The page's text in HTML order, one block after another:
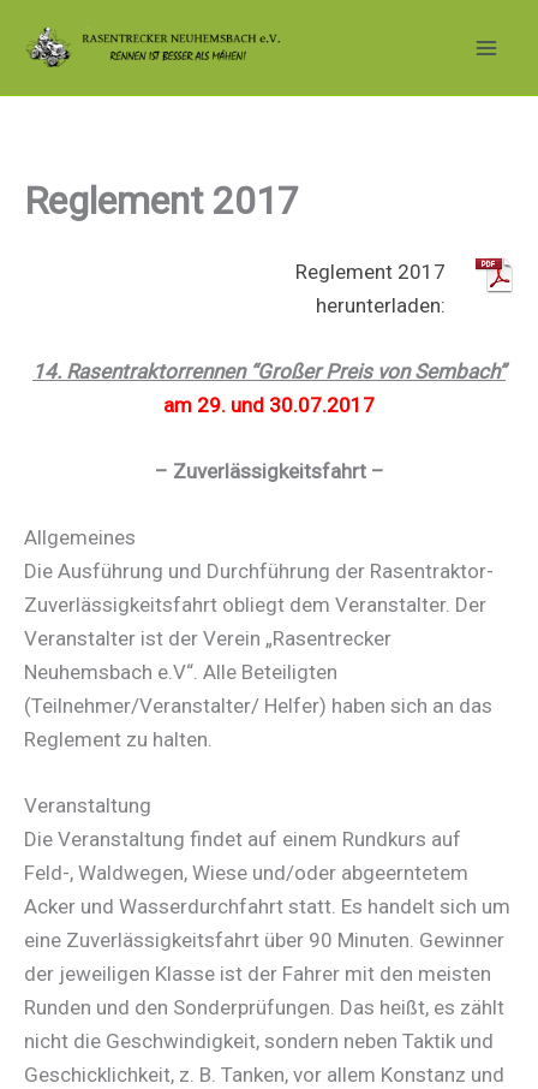
Inhalt
Reglement 2017
Reglement 2017
herunterladen:
14. Rasentraktorrennen “Großer Preis von Sembach”
am 29. und 30.07.2017
– Zuverlässigkeitsfahrt –
Allgemeines
Die Ausführung und Durchführung der Rasentraktor-
Zuverlässigkeitsfahrt obliegt dem Veranstalter. Der
Veranstalter ist der Verein „Rasentrecker
Neuhemsbach e.V“. Alle Beteiligten
(Teilnehmer/Veranstalter/ Helfer) haben sich an das
Reglement zu halten.
Veranstaltung
Die Veranstaltung findet auf einem Rundkurs auf
Feld-, Waldwegen, Wiese und/oder abgeerntetem
Acker und Wasserdurchfahrt statt. Es handelt sich um
eine Zuverlässigkeitsfahrt über 90 Minuten. Gewinner
der jeweiligen Klasse ist der Fahrer mit den meisten
Runden und den Sonderprüfungen. Das heißt, es zählt
nicht die Geschwindigkeit, sondern neben Taktik und
Geschicklichkeit, z. B. Tanken, vor allem Konstanz und